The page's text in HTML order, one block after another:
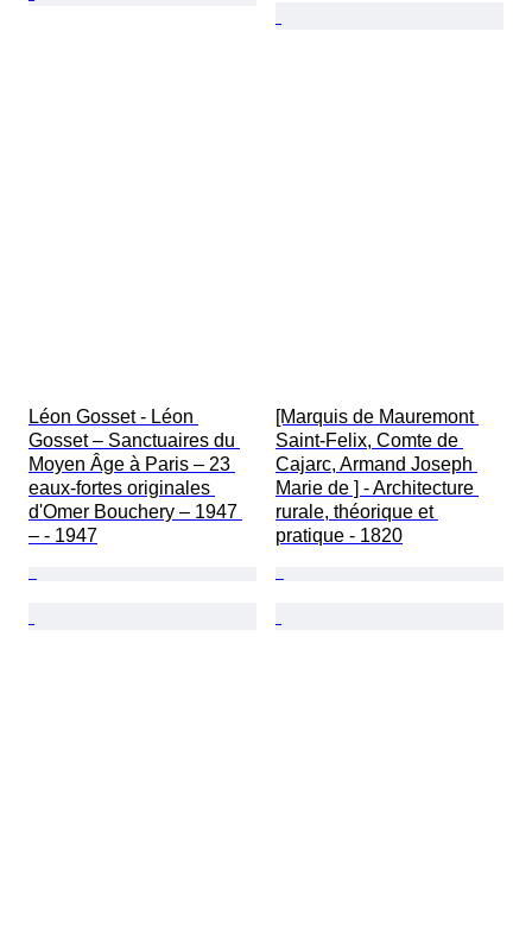
Léon Gosset - Léon
Gosset – Sanctuaires du
Moyen Âge à Paris – 23
eaux-fortes originales
d'Omer Bouchery – 1947
– - 1947
[Marquis de Mauremont
Saint-Felix, Comte de
Cajarc, Armand Joseph
Marie de ] - Architecture
rurale, théorique et
pratique - 1820